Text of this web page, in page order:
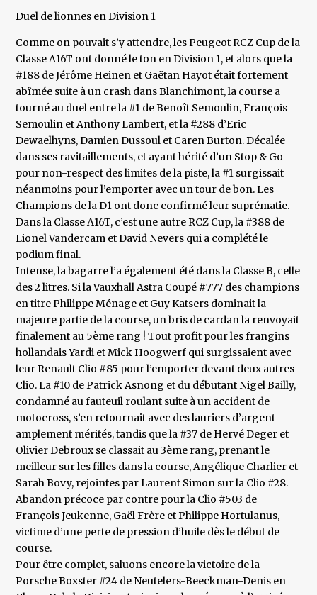
Duel de lionnes en Division 1
Comme on pouvait s’y attendre, les Peugeot RCZ Cup de la
Classe A16T ont donné le ton en Division 1, et alors que la
#188 de Jérôme Heinen et Gaëtan Hayot était fortement
abîmée suite à un crash dans Blanchimont, la course a
tourné au duel entre la #1 de Benoît Semoulin, François
Semoulin et Anthony Lambert, et la #288 d’Eric
Dewaelhyns, Damien Dussoul et Caren Burton. Décalée
dans ses ravitaillements, et ayant hérité d’un Stop & Go
pour non-respect des limites de la piste, la #1 surgissait
néanmoins pour l’emporter avec un tour de bon. Les
Champions de la D1 ont donc confirmé leur suprématie.
Dans la Classe A16T, c’est une autre RCZ Cup, la #388 de
Lionel Vandercam et David Nevers qui a complété le
podium final.
Intense, la bagarre l’a également été dans la Classe B, celle
des 2 litres. Si la Vauxhall Astra Coupé #777 des champions
en titre Philippe Ménage et Guy Katsers dominait la
majeure partie de la course, un bris de cardan la renvoyait
finalement au 5ème rang ! Tout profit pour les frangins
hollandais Yardi et Mick Hoogwerf qui surgissaient avec
leur Renault Clio #85 pour l’emporter devant deux autres
Clio. La #10 de Patrick Asnong et du débutant Nigel Bailly,
condamné au fauteuil roulant suite à un accident de
motocross, s’en retournait avec des lauriers d’argent
amplement mérités, tandis que la #37 de Hervé Deger et
Olivier Debroux se classait au 3ème rang, prenant le
meilleur sur les filles dans la course, Angélique Charlier et
Sarah Bovy, rejointes par Laurent Simon sur la Clio #28.
Abandon précoce par contre pour la Clio #503 de
François Jeukenne, Gaël Frère et Philippe Hortulanus,
victime d’une perte de pression d’huile dès le début de
course.
Pour être complet, saluons encore la victoire de la
Porsche Boxster #24 de Neutelers-Beeckman-Denis en